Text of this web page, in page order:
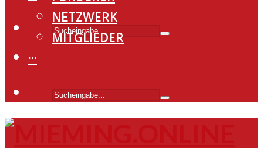
NETZWERK
MITGLIEDER
···